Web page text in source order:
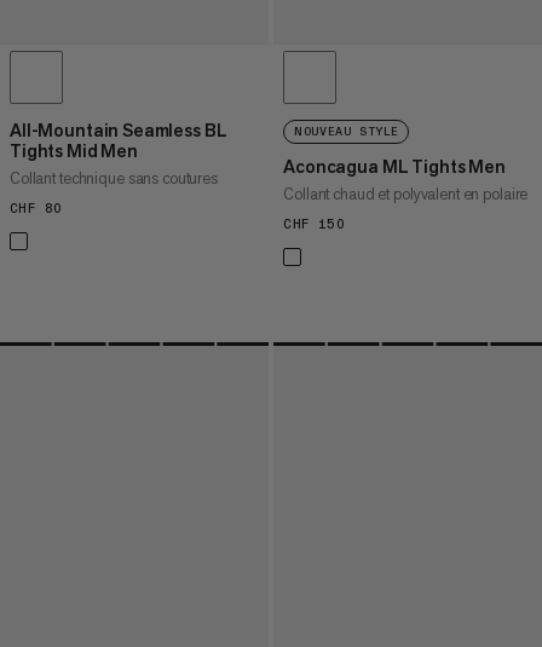
All-Mountain Seamless BL
Tights Mid Men
Collant technique sans coutures
CHF 80
NOUVEAU STYLE
Aconcagua ML Tights Men
Collant chaud et polyvalent en polaire
CHF 150